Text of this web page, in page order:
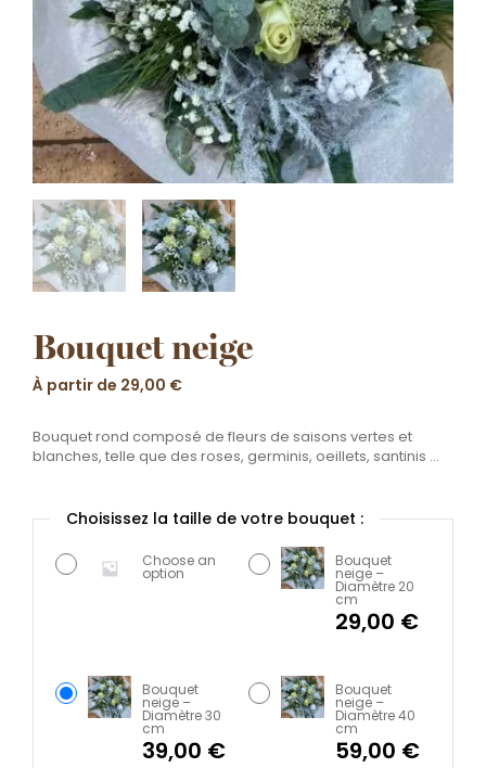
Bouquet neige
À partir de 29,00 €
Bouquet rond composé de fleurs de saisons vertes et
blanches, telle que des roses, germinis, oeillets, santinis …
Choose an
option
Bouquet
neige –
Diamètre 20
cm
29,00 €
Bouquet
neige –
Diamètre 30
cm
39,00 €
Bouquet
neige –
Diamètre 40
cm
59,00 €